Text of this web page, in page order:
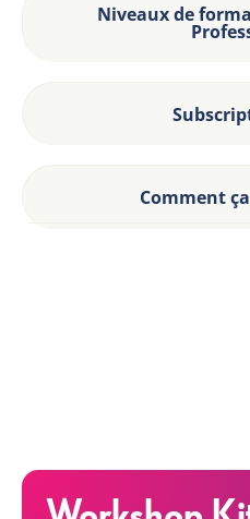
Niveaux de
Comment